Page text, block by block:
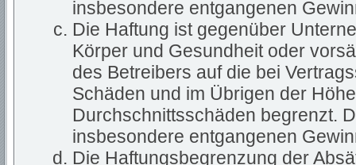
insbesondere entgangenen
Die Haftung ist gegenüber
Körper und Gesundheit oder
des Betreibers auf die bei
Schäden und im Übrigen der
Durchschnittsschäden begrenzt.
insbesondere entgangenen
Die Haftungsbegrenzung der